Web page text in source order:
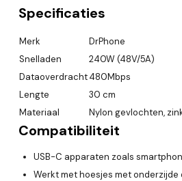
Specificaties
Merk
DrPhone
Snelladen
240W (48V/5A)
Dataoverdracht480Mbps
Lengte
30 cm
Materiaal
Nylon gevlochten,
Compatibiliteit
USB-C apparaten zoals
Werkt met hoesjes met onderzijde